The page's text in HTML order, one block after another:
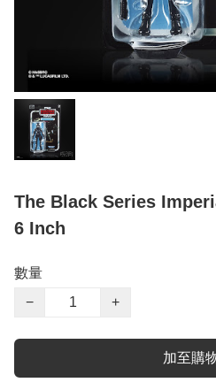
The Black Series
6 Inch
數量
−
+
加至購